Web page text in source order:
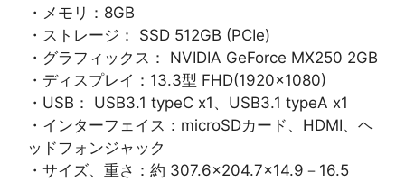
・メモリ：8GB
・ストレージ： SSD 512GB (PCIe)
・グラフィックス： NVIDIA GeForce MX250 2GB
・ディスプレイ：13.3型 FHD(1920×1080)
・USB： USB3.1 typeC x1、USB3.1 typeA x1
・インターフェイス：microSDカード、HDMI、ヘ
ッドフォンジャック
・サイズ、重さ：約 307.6×204.7×14.9－16.5